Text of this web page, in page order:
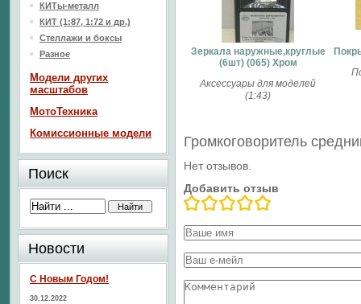
Зеркала наружные,круглые
(6шт) (065) Хром
Аксессуары для моделей
(1:43)
Громкоговоритель
Нет отзывов.
Добавить отзыв
КИТы-металл
КИТ (1:87, 1:72 и др.)
Стеллажи и боксы
Разное
Модели других
масштабов
МотоТехника
Комиссионные модели
Поиск
Новости
С Новым Годом!
30.12.2022